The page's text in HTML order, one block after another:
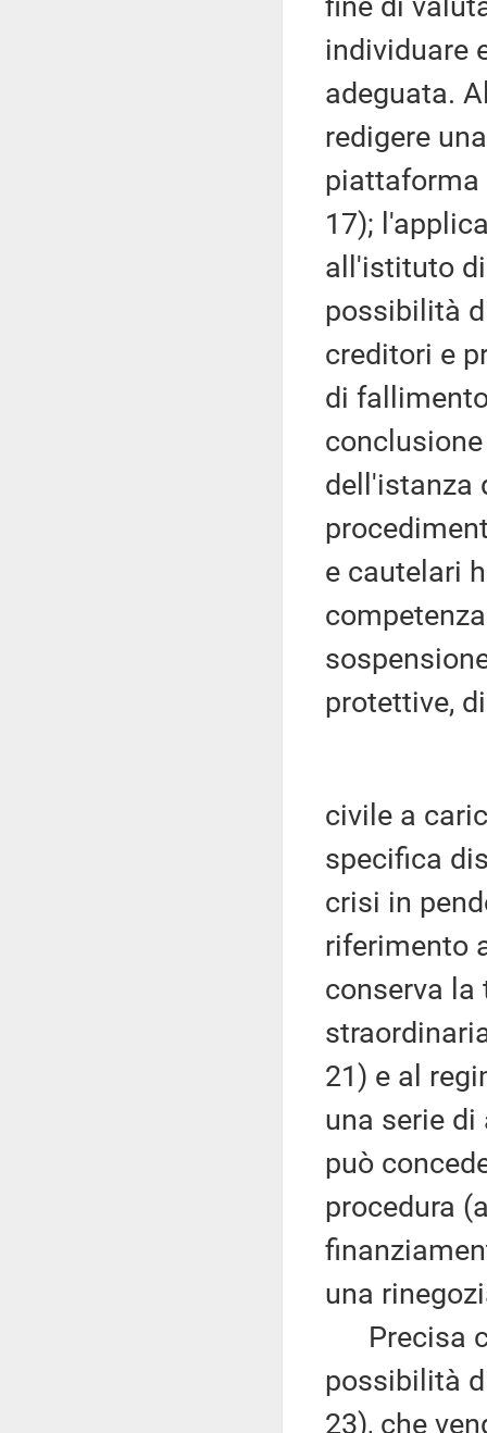
individuare
adeguata.
redigere
piattaforma
17);
all'istituto
possibilità
creditori e
di
dell'istanza
e cautelari
protettive,
civile a
specifica
crisi in
riferimento
conserva
21) e al
una serie
può
procedura
una
Precisa
possibilità
23), che